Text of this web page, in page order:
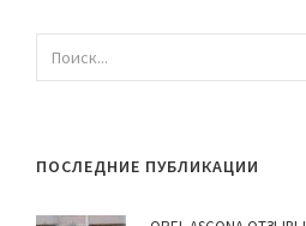
ПОСЛЕДНИЕ ПУБЛИКАЦИИ